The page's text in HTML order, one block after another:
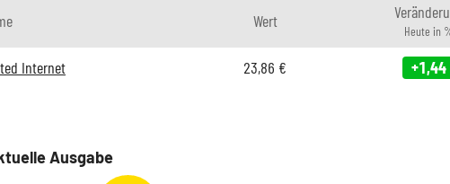
Wert
Heute in
Internet 23,86 € +1,44
Ausgabe